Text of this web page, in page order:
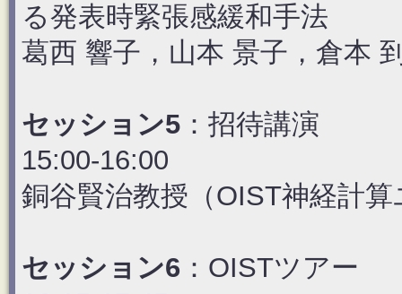
る発表時緊張感緩和手法
葛西 響子，山本 景子，倉本
セッション5 ：招待講演
15:00-16:00
銅谷賢治教授（OIST神経計
セッション6 ：OISTツアー